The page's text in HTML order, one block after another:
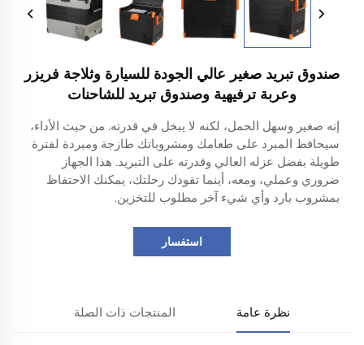
صندوق تبريد صغير عالي الجودة للسيارة وثلاجة فريزر
وعربة ترفيهية وصندوق تبريد للشاحنات
إنه صغير وسهل الحمل، لكنه لا يبخل في قدرته. من حيث الأداء،
سيحافظ المبرد على طعامك ومشروباتك طازجة ومبردة لفترة
طويلة بفضل عزله العالي وقدرته على التبريد. هذا الجهاز
ضروري وعملي، ومعه، أينما تقودك رحلتك، يمكنك الاحتفاظ
بمشروب بارد وأي شيء آخر مطلوب للتخزين.
استفسار
نظرة عامة المنتجات ذات الصلة